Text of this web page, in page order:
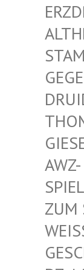
UIDE
EN –
S
N –
PIEL
TZT